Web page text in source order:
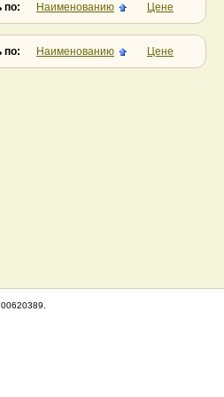
по: Наименованию Цене
по: Наименованию Цене